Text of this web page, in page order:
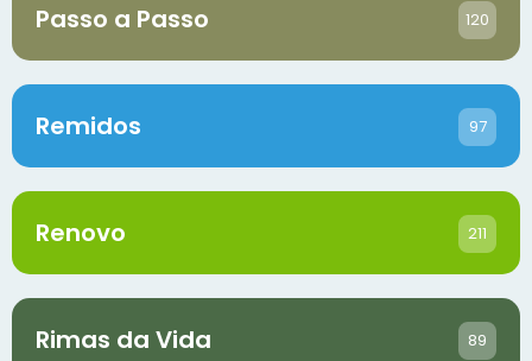
Passo a Passo 120
Remidos 97
Renovo 211
Rimas da Vida 89